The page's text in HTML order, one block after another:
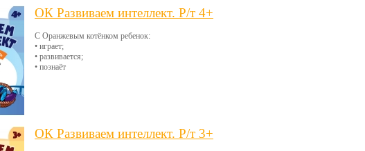
ОК Развиваем интеллект. Р/т 4+
С Оранжевым котёнком ребенок:
• играет;
• развивается;
• познаёт
ОК Развиваем интеллект. Р/т 3+